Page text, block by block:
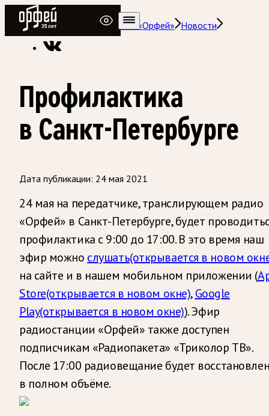
Радио Орфей
Радио классической музыки «Орфей» Новости
Профилактика
в Санкт-Петербурге
Дата публикации: 24 мая 2021
24 мая на передатчике, транслирующем радио
«Орфей» в Санкт-Петербурге, будет
профилактика с 9:00 до 17:00. В это время наш
эфир можно слушать(открывается в новом
на сайте и в нашем мобильном приложении (
Store(открывается в новом окне),Google
Play(открывается в новом окне)). Эфир
радиостанции «Орфей» также доступен
подписчикам «Радиопакета» «Триколор ТВ».
После 17:00 радиовещание будет
в полном объёме.